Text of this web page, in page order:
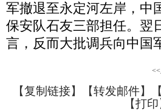
军撤退至永定河左岸，中
保安队石友三部担任。翌
言，反而大批调兵向中国
【复制链接】【转发邮件】 【
【打印